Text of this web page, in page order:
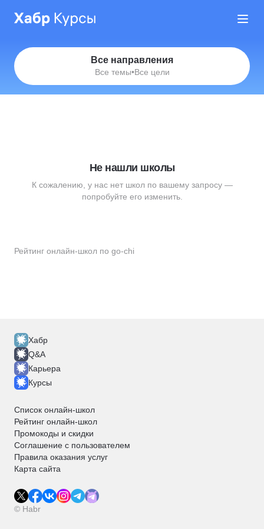
Все направления
Все темы•Все цели
Рейтинг онлайн-школ по go-chi
Не нашли школы
К сожалению, у нас нет школ по вашему запросу —
попробуйте его изменить.
Хабр
Q&A
Карьера
Курсы
Список онлайн-школ
Рейтинг онлайн-школ
Промокоды и скидки
Соглашение с пользователем
Правила оказания услуг
Карта сайта
© Habr